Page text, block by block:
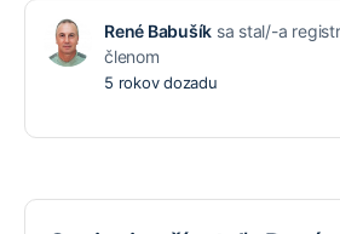
René Babušík sa stal/-a
členom
5 rokov dozadu